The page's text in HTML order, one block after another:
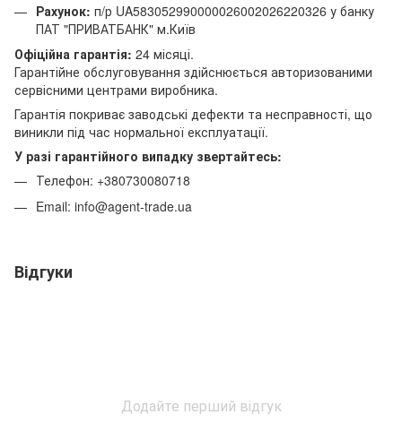
Рахунок: п/р UA583052990000026002026220326 у банку
ПАТ "ПРИВАТБАНК" м.Київ
Офіційна гарантія: 24 місяці.
Гарантійне обслуговування здійснюється авторизованими
сервісними центрами виробника.
Гарантія покриває заводські дефекти та несправності, що
виникли під час нормальної експлуатації.
У разі гарантійного випадку звертайтесь:
Телефон: +380730080718
Email: info@agent-trade.ua
Відгуки
Додайте перший відгук